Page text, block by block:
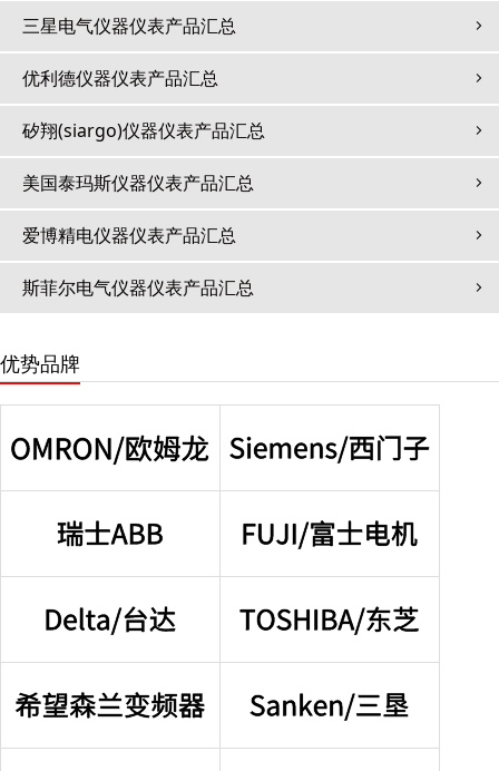
三星电气仪器仪表产品汇总
优利德仪器仪表产品汇总
矽翔(siargo)仪器仪表产品汇总
美国泰玛斯仪器仪表产品汇总
爱博精电仪器仪表产品汇总
斯菲尔电气仪器仪表产品汇总
优势品牌